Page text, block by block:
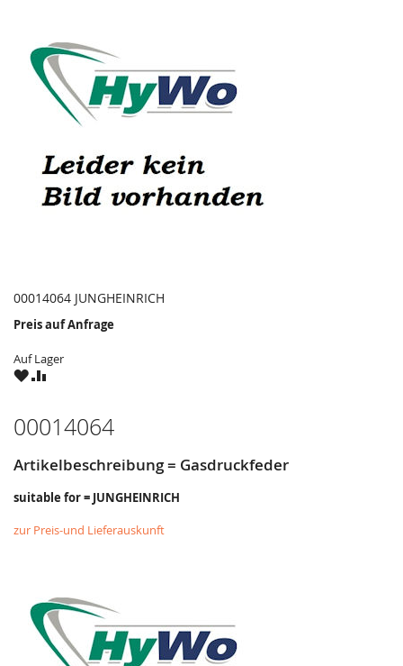
00014064 JUNGHEINRICH
Preis auf Anfrage
Auf Lager
ZUZU
00014064
Artikelbeschreibung = Gasdruckfeder
suitable for = JUNGHEINRICH
zur Preis-und Lieferauskunft